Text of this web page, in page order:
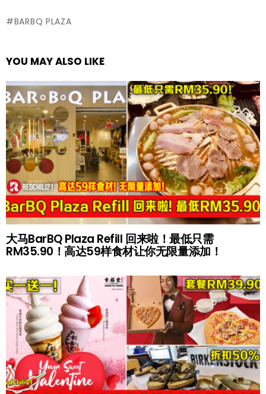
BARBQ PLAZA
YOU MAY ALSO LIKE
大马BarBQ Plaza Refill 回来啦！最低只需
RM35.90！高达59样食材让你无限量添加！